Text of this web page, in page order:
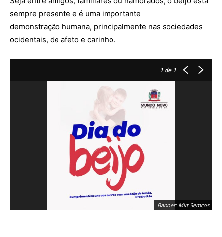
sempre presente e é uma importante
demonstração humana, principalmente nas sociedades
ocidentais, de afeto e carinho.
1 de 1
Banner: Mkt Semcos